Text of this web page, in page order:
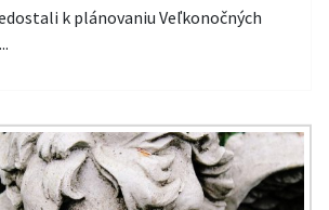
k plánovaniu Veľkonočných